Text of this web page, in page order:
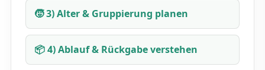
🧒 3) Alter & Gruppierung planen
📦 4) Ablauf & Rückgabe verstehen